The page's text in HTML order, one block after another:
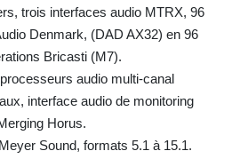
trois interfaces audio MTRX, 96
Denmark, (DAD AX32) en 96
Bricasti (M7).
audio multi-canal
interface audio de monitoring
Horus.
Sound, formats 5.1 à 15.1.